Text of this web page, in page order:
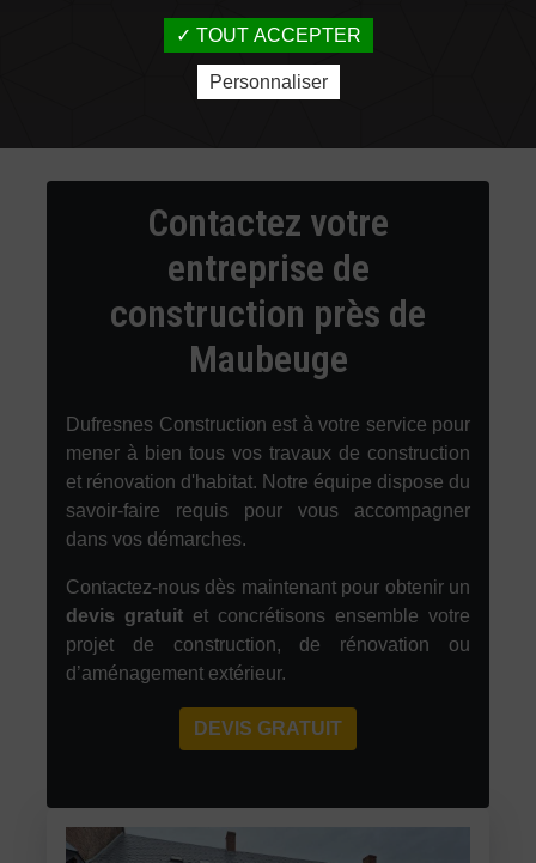
Contactez votre
entreprise de
construction près de
Maubeuge
Dufresnes Construction est à votre service pour
mener à bien tous vos travaux de construction
et rénovation d'habitat. Notre équipe dispose du
savoir-faire requis pour vous accompagner
dans vos démarches.
Contactez-nous dès maintenant pour obtenir un
devis gratuit et concrétisons ensemble votre
projet de construction, de rénovation ou
d’aménagement extérieur.
DEVIS GRATUIT
TOUT ACCEPTER
Personnaliser